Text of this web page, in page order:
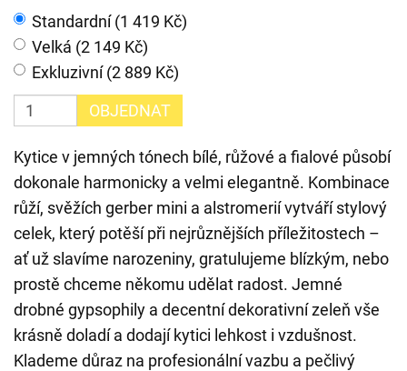
Standardní (1 419 Kč)
Velká (2 149 Kč)
Exkluzivní (2 889 Kč)
OBJEDNAT
Kytice v jemných tónech bílé, růžové a fialové působí
dokonale harmonicky a velmi elegantně. Kombinace
růží, svěžích gerber mini a alstromerií vytváří stylový
celek, který potěší při nejrůznějších příležitostech –
ať už slavíme narozeniny, gratulujeme blízkým, nebo
prostě chceme někomu udělat radost. Jemné
drobné gypsophily a decentní dekorativní zeleň vše
krásně doladí a dodají kytici lehkost i vzdušnost.
Klademe důraz na profesionální vazbu a pečlivý